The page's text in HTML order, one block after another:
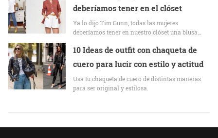
deberíamos tener en el clóset
Ya lo dijo Tim Gunn, todas las mujeres
deberíamos tener en nuestro clóset una blusa…
10 Ideas de outfit con chaqueta de
cuero para lucir con estilo y actitud
Usa tu chaqueta de cuero de distintas maneras
para ser original y estilosa.